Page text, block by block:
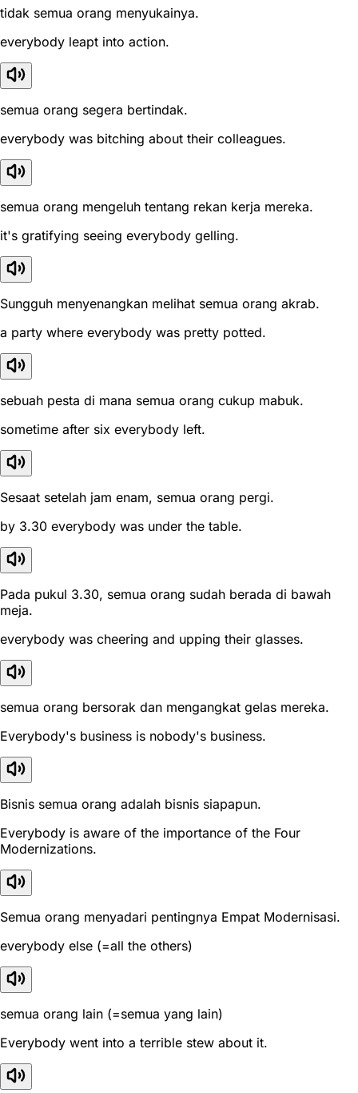
tidak semua orang menyukainya.
everybody leapt into action.
semua orang segera bertindak.
everybody was bitching about their colleagues.
semua orang mengeluh tentang rekan kerja mereka.
it's gratifying seeing everybody gelling.
Sungguh menyenangkan melihat semua orang akrab.
a party where everybody was pretty potted.
sebuah pesta di mana semua orang cukup mabuk.
sometime after six everybody left.
Sesaat setelah jam enam, semua orang pergi.
by 3.30 everybody was under the table.
Pada pukul 3.30, semua orang sudah berada di bawah
meja.
everybody was cheering and upping their glasses.
semua orang bersorak dan mengangkat gelas mereka.
Everybody's business is nobody's business.
Bisnis semua orang adalah bisnis siapapun.
Everybody is aware of the importance of the Four
Modernizations.
Semua orang menyadari pentingnya Empat Modernisasi.
everybody else (=all the others)
semua orang lain (=semua yang lain)
Everybody went into a terrible stew about it.